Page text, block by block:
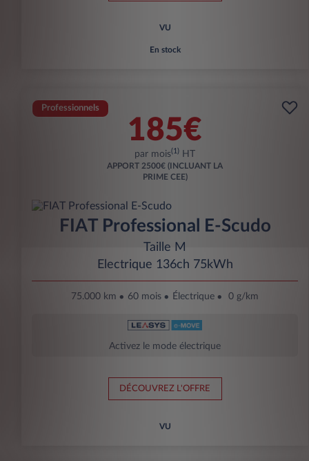
VU
En stock
Professionnels
185€
par mois(1) HT
APPORT 2500€ (INCLUANT LA
PRIME CEE)
FIAT Professional E-Scudo
Taille M
Electrique 136ch 75kWh
75.000 km 60 mois Électrique 0 g/km
Activez le mode électrique
DÉCOUVREZ L'OFFRE
VU